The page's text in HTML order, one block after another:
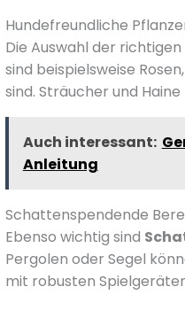
Hundefreundliche
Die Auswahl der richtigen
sind beispielsweise
sind. Sträucher und
Auch interessant:
Anleitung
Schattenspendende
Ebenso wichtig sind
Pergolen oder Segel
mit robusten